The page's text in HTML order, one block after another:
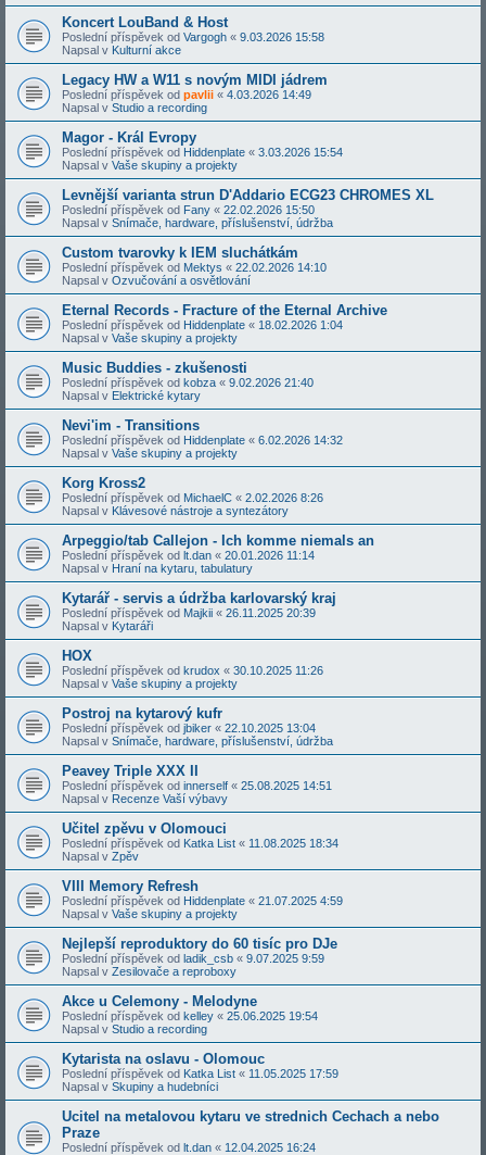
Koncert LouBand & Host
Poslední příspěvek od Vargogh « 9.03.2026 15:58
Napsal v Kulturní akce
Legacy HW a W11 s novým MIDI jádrem
Poslední příspěvek od pavlii « 4.03.2026 14:49
Napsal v Studio a recording
Magor - Král Evropy
Poslední příspěvek od Hiddenplate « 3.03.2026 15:54
Napsal v Vaše skupiny a projekty
Levnější varianta strun D'Addario ECG23 CHROMES XL
Poslední příspěvek od Fany « 22.02.2026 15:50
Napsal v Snímače, hardware, příslušenství, údržba
Custom tvarovky k IEM sluchátkám
Poslední příspěvek od Mektys « 22.02.2026 14:10
Napsal v Ozvučování a osvětlování
Eternal Records - Fracture of the Eternal Archive
Poslední příspěvek od Hiddenplate « 18.02.2026 1:04
Napsal v Vaše skupiny a projekty
Music Buddies - zkušenosti
Poslední příspěvek od kobza « 9.02.2026 21:40
Napsal v Elektrické kytary
Nevi'im - Transitions
Poslední příspěvek od Hiddenplate « 6.02.2026 14:32
Napsal v Vaše skupiny a projekty
Korg Kross2
Poslední příspěvek od MichaelC « 2.02.2026 8:26
Napsal v Klávesové nástroje a syntezátory
Arpeggio/tab Callejon - Ich komme niemals an
Poslední příspěvek od lt.dan « 20.01.2026 11:14
Napsal v Hraní na kytaru, tabulatury
Kytarář - servis a údržba karlovarský kraj
Poslední příspěvek od Majkii « 26.11.2025 20:39
Napsal v Kytaráři
HOX
Poslední příspěvek od krudox « 30.10.2025 11:26
Napsal v Vaše skupiny a projekty
Postroj na kytarový kufr
Poslední příspěvek od jbiker « 22.10.2025 13:04
Napsal v Snímače, hardware, příslušenství, údržba
Peavey Triple XXX II
Poslední příspěvek od innerself « 25.08.2025 14:51
Napsal v Recenze Vaší výbavy
Učitel zpěvu v Olomouci
Poslední příspěvek od Katka List « 11.08.2025 18:34
Napsal v Zpěv
VIII Memory Refresh
Poslední příspěvek od Hiddenplate « 21.07.2025 4:59
Napsal v Vaše skupiny a projekty
Nejlepší reproduktory do 60 tisíc pro DJe
Poslední příspěvek od ladik_csb « 9.07.2025 9:59
Napsal v Zesilovače a reproboxy
Akce u Celemony - Melodyne
Poslední příspěvek od kelley « 25.06.2025 19:54
Napsal v Studio a recording
Kytarista na oslavu - Olomouc
Poslední příspěvek od Katka List « 11.05.2025 17:59
Napsal v Skupiny a hudebníci
Ucitel na metalovou kytaru ve strednich Cechach a nebo
Praze
Poslední příspěvek od lt.dan « 12.04.2025 16:24